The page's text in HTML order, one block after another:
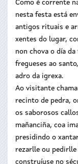
Como é corrente
nesta festa está
antigos rituais e
xentes do lugar,
non chova o día
fregueses ao
adro da igrexa.
Ao visitante
recinto de pedra,
os saborosos
mañanciña, coa
presidindo o
rezarlle ou pedirlle
construíuse no